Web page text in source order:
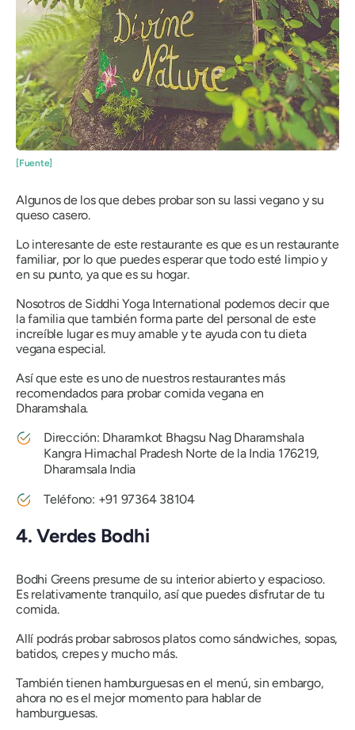
[Fuente]
Algunos de los que debes probar son su lassi vegano y su
queso casero.
Lo interesante de este restaurante es que es un restaurante
familiar, por lo que puedes esperar que todo esté limpio y
en su punto, ya que es su hogar.
Nosotros de Siddhi Yoga International podemos decir que
la familia que también forma parte del personal de este
increíble lugar es muy amable y te ayuda con tu dieta
vegana especial.
Así que este es uno de nuestros restaurantes más
recomendados para probar comida vegana en
Dharamshala.
Dirección: Dharamkot Bhagsu Nag Dharamshala
Kangra Himachal Pradesh Norte de la India 176219,
Dharamsala India
Teléfono: +91 97364 38104
4. Verdes Bodhi
Bodhi Greens presume de su interior abierto y espacioso.
Es relativamente tranquilo, así que puedes disfrutar de tu
comida.
Allí podrás probar sabrosos platos como sándwiches, sopas,
batidos, crepes y mucho más.
También tienen hamburguesas en el menú, sin embargo,
ahora no es el mejor momento para hablar de
hamburguesas.